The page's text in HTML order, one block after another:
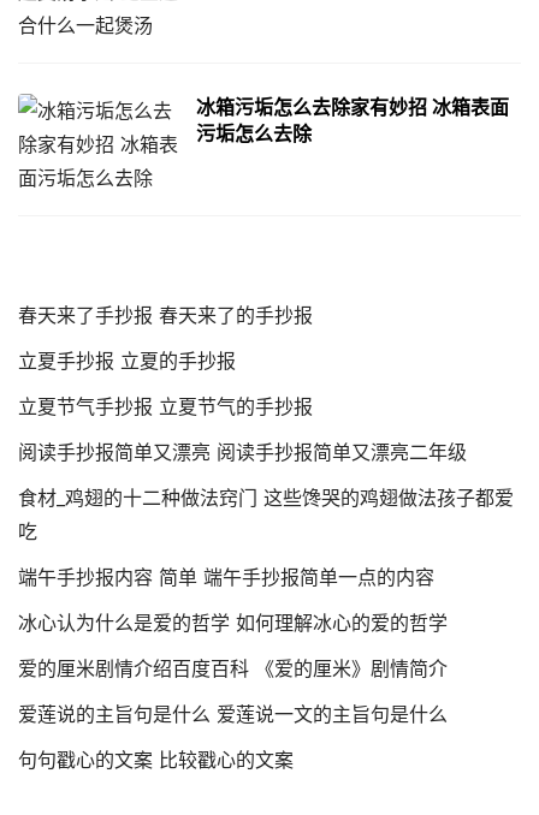
冰箱污垢怎么去除家有妙招 冰箱表面
污垢怎么去除
春天来了手抄报 春天来了的手抄报
立夏手抄报 立夏的手抄报
立夏节气手抄报 立夏节气的手抄报
阅读手抄报简单又漂亮 阅读手抄报简单又漂亮二年级
食材_鸡翅的十二种做法窍门 这些馋哭的鸡翅做法孩子都爱
吃
端午手抄报内容 简单 端午手抄报简单一点的内容
冰心认为什么是爱的哲学 如何理解冰心的爱的哲学
爱的厘米剧情介绍百度百科 《爱的厘米》剧情简介
爱莲说的主旨句是什么 爱莲说一文的主旨句是什么
句句戳心的文案 比较戳心的文案